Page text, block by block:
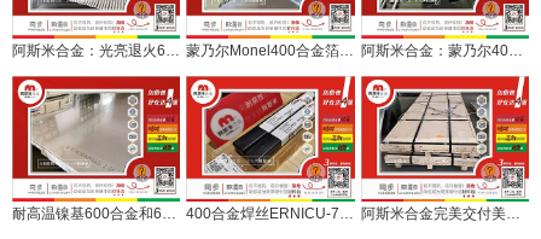
阿斯米合金：光亮退火600合金换热管检测合格交付 蒙乃尔Monel400合金箔带薄带，阿斯米合金现货 阿斯米合金：蒙乃尔400合金无缝管定尺检尺水压涡流合格
耐高温镍基600合金和601合金，你了解多少？2和3毫米现货 400合金焊丝ERNICU-7和无缝管配套石化测试项目 阿斯米合金完美交付美国产600合金0.4mm平板